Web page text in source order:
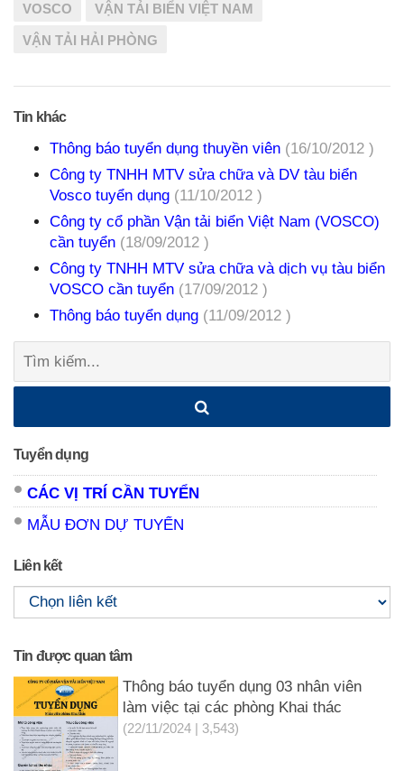
VOSCO VẬN TẢI BIỂN VIỆT NAM
VẬN TẢI HẢI PHÒNG
Tin khác
Thông báo tuyển dụng thuyền viên (16/10/2012 )
Công ty TNHH MTV sửa chữa và DV tàu biển
Vosco tuyển dụng (11/10/2012 )
Công ty cổ phần Vận tải biển Việt Nam (VOSCO)
cần tuyển (18/09/2012 )
Công ty TNHH MTV sửa chữa và dịch vụ tàu biển
VOSCO cần tuyển (17/09/2012 )
Thông báo tuyển dụng (11/09/2012 )
Tìm
kiếm:
Tuyển dụng
CÁC VỊ TRÍ CẦN TUYỂN
MẪU ĐƠN DỰ TUYỂN
Liên kết
Tin được quan tâm
Thông báo tuyển dụng 03 nhân viên
làm việc tại các phòng Khai thác
(22/11/2024 | 3,543)